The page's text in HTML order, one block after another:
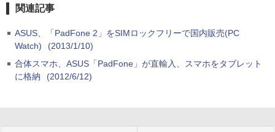
関連記事
ASUS、「PadFone 2」をSIMロックフリーで国内販売(PC
Watch)
(2013/1/10)
合体スマホ、ASUS「PadFone」が直輸入、スマホをタブレット
に格納
(2012/6/12)